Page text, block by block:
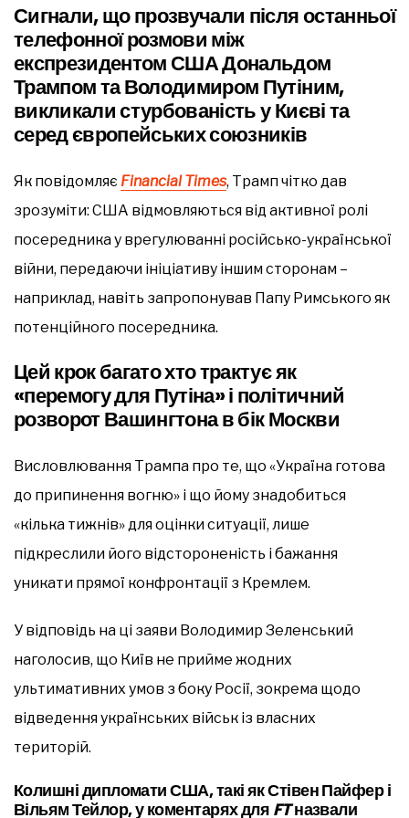
Сигнали, що прозвучали після останньої
телефонної розмови між
експрезидентом США Дональдом
Трампом та Володимиром Путіним,
викликали стурбованість у Києві та
серед європейських союзників
Як повідомляє Financial Times, Трамп чітко дав
зрозуміти: США відмовляються від активної ролі
посередника у врегулюванні російсько-української
війни, передаючи ініціативу іншим сторонам –
наприклад, навіть запропонував Папу Римського як
потенційного посередника.
Цей крок багато хто трактує як
«перемогу для Путіна» і політичний
розворот Вашингтона в бік Москви
Висловлювання Трампа про те, що «Україна готова
до припинення вогню» і що йому знадобиться
«кілька тижнів» для оцінки ситуації, лише
підкреслили його відстороненість і бажання
уникати прямої конфронтації з Кремлем.
У відповідь на ці заяви Володимир Зеленський
наголосив, що Київ не прийме жодних
ультимативних умов з боку Росії, зокрема щодо
відведення українських військ із власних
територій.
Колишні дипломати США, такі як Стівен Пайфер і
Вільям Тейлор, у коментарях для FTназвали